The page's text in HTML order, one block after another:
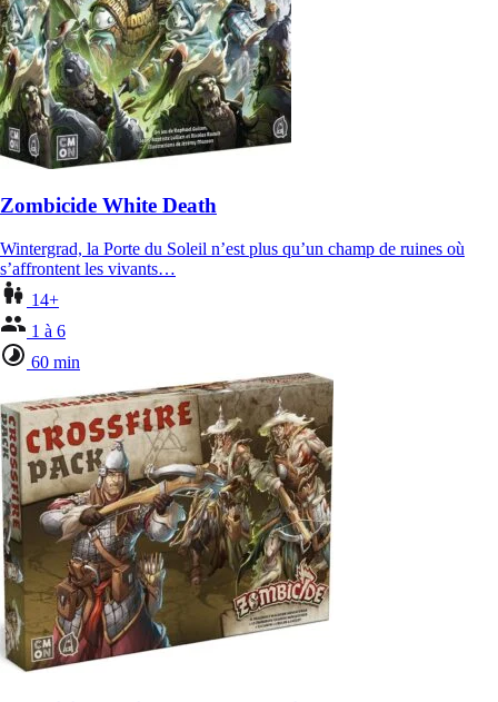
Zombicide White Death
Wintergrad, la Porte du Soleil n’est plus qu’un champ de ruines où
s’affrontent les vivants…
14+
1 à 6
60 min